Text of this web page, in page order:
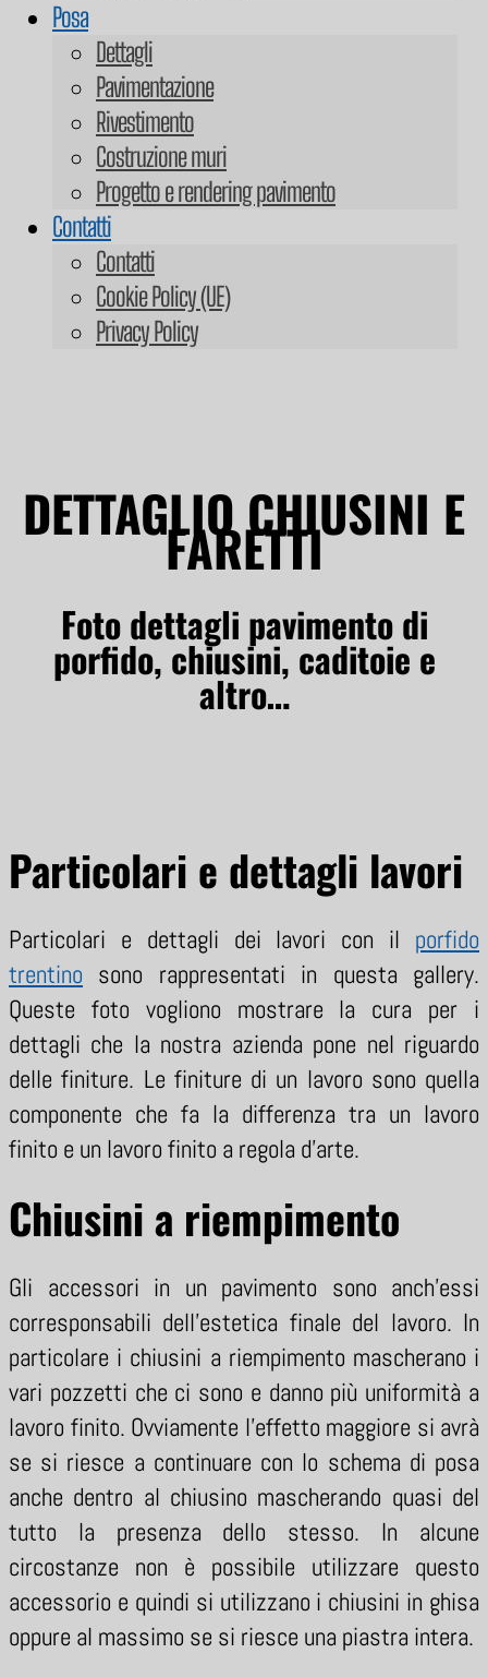
Posa
Dettagli
Pavimentazione
Rivestimento
Costruzione muri
Progetto e rendering pavimento
Contatti
Contatti
Cookie Policy (UE)
Privacy Policy
DETTAGLIO CHIUSINI E
FARETTI
Foto dettagli pavimento di
porfido, chiusini, caditoie e
altro…
Particolari e dettagli lavori
Particolari e dettagli dei lavori con il porfido
trentino sono rappresentati in questa gallery.
Queste foto vogliono mostrare la cura per i
dettagli che la nostra azienda pone nel riguardo
delle finiture. Le finiture di un lavoro sono quella
componente che fa la differenza tra un lavoro
finito e un lavoro finito a regola d’arte.
Chiusini a riempimento
Gli accessori in un pavimento sono anch’essi
corresponsabili dell’estetica finale del lavoro. In
particolare i chiusini a riempimento mascherano i
vari pozzetti che ci sono e danno più uniformità a
lavoro finito. Ovviamente l’effetto maggiore si avrà
se si riesce a continuare con lo schema di posa
anche dentro al chiusino mascherando quasi del
tutto la presenza dello stesso. In alcune
circostanze non è possibile utilizzare questo
accessorio e quindi si utilizzano i chiusini in ghisa
oppure al massimo se si riesce una piastra intera.